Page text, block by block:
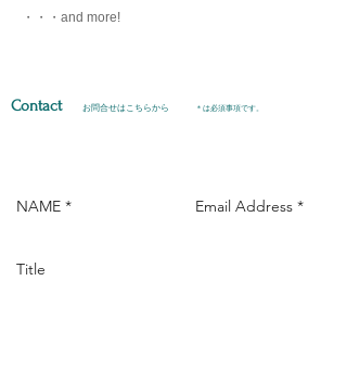
​・・・and more!
Contact お問合せはこちらから ＊は必須事項です。